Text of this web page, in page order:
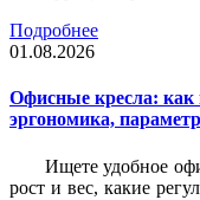
Подробнее
01.08.2026
Офисные кресла:
эргономика,
Ищете удобное
рост и вес, какие